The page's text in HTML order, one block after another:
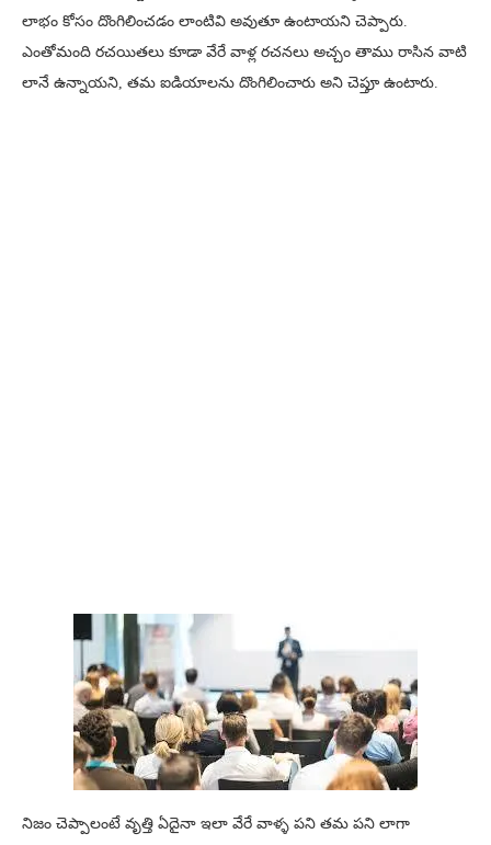
లాభం కోసం దొంగిలించడం లాంటివి అవుతూ ఉంటాయని చెప్పారు.
ఎంతోమంది రచయితలు కూడా వేరే వాళ్ల రచనలు అచ్చం తాము రాసిన వాటి
లానే ఉన్నాయని, తమ ఐడియాలను దొంగిలించారు అని చెప్తూ ఉంటారు.
నిజం చెప్పాలంటే వృత్తి ఏదైనా ఇలా వేరే వాళ్ళ పని తమ పని లాగా